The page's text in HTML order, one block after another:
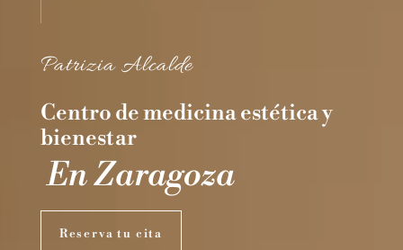
Patrizia Alcalde
Centro de medicina estética y
bienestar
En Zaragoza
Reserva tu cita